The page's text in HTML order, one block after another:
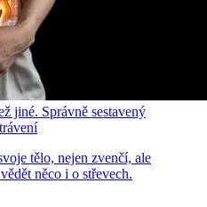
jiné. Správně sestavený
tělo, nejen zvenčí, ale
něco i o střevech.